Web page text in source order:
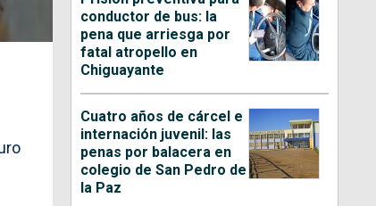
conductor de bus: la
pena que arriesga por
fatal atropello en
Chiguayante
Cuatro años de cárcel e
internación juvenil: las
penas por balacera en
colegio de San Pedro de
la Paz